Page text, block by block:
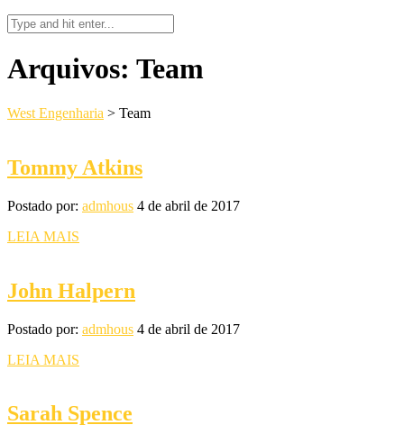
Arquivos: Team
West Engenharia > Team
Tommy Atkins
Postado por: admhous 4 de abril de 2017
LEIA MAIS
John Halpern
Postado por: admhous 4 de abril de 2017
LEIA MAIS
Sarah Spence